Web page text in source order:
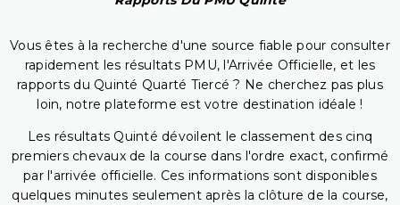
Vous êtes à la recherche d'une source fiable pour consulter
rapidement les résultats PMU, l'Arrivée Officielle, et les
rapports du Quinté Quarté Tiercé ? Ne cherchez pas plus
loin, notre plateforme est votre destination idéale !
Les résultats Quinté dévoilent le classement des cinq
premiers chevaux de la course dans l'ordre exact, confirmé
par l'arrivée officielle. Ces informations sont disponibles
quelques minutes seulement après la clôture de la course,